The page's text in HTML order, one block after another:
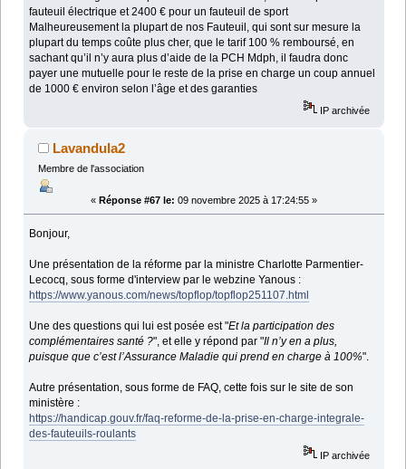
fauteuil électrique et 2400 € pour un fauteuil de sport
Malheureusement la plupart de nos Fauteuil, qui sont sur mesure la
plupart du temps coûte plus cher, que le tarif 100 % remboursé, en
sachant qu’il n’y aura plus d’aide de la PCH Mdph, il faudra donc
payer une mutuelle pour le reste de la prise en charge un coup annuel
de 1000 € environ selon l’âge et des garanties
IP archivée
Lavandula2
Membre de l'association
« Réponse #67 le: 09 novembre 2025 à 17:24:55 »
Bonjour,
Une présentation de la réforme par la ministre Charlotte Parmentier-
Lecocq, sous forme d'interview par le webzine Yanous :
https://www.yanous.com/news/topflop/topflop251107.html
Une des questions qui lui est posée est "Et la participation des
complémentaires santé ?", et elle y répond par "Il n’y en a plus,
puisque que c’est l’Assurance Maladie qui prend en charge à 100%".
Autre présentation, sous forme de FAQ, cette fois sur le site de son
ministère :
https://handicap.gouv.fr/faq-reforme-de-la-prise-en-charge-integrale-
des-fauteuils-roulants
IP archivée